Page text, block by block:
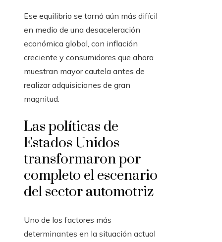
Ese equilibrio se tornó aún más difícil
en medio de una desaceleración
económica global, con inflación
creciente y consumidores que ahora
muestran mayor cautela antes de
realizar adquisiciones de gran
magnitud.
Las políticas de
Estados Unidos
transformaron por
completo el escenario
del sector automotriz
Uno de los factores más
determinantes en la situación actual